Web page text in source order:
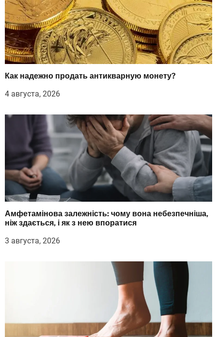
Как надежно продать антикварную монету?
4 августа, 2026
Амфетамінова залежність: чому вона небезпечніша,
ніж здається, і як з нею впоратися
3 августа, 2026